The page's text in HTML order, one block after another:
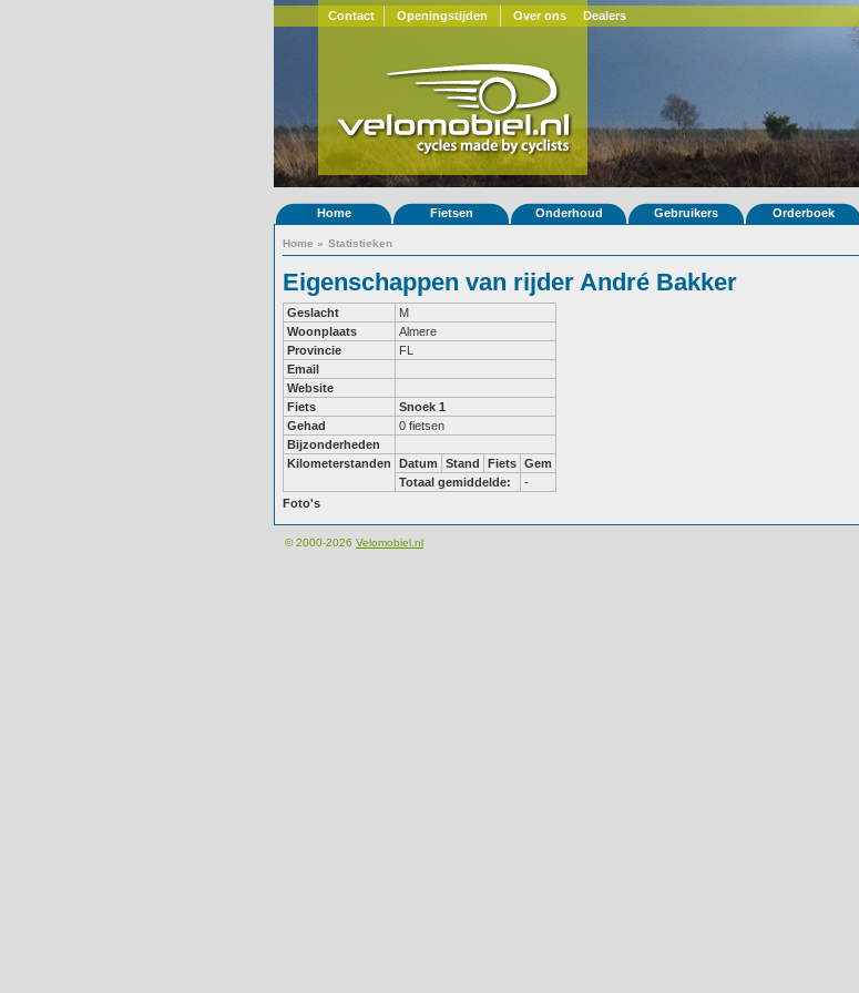
Contact Openingstijden Over ons Dealers
Home Fietsen Onderhoud Gebruikers Orderboek
Home » Statistieken
Eigenschappen van rijder André Bakker
Geslacht
M
Woonplaats
Almere
Provincie
FL
Email
Website
Fiets
Snoek 1
Gehad
0 fietsen
Bijzonderheden
Kilometerstanden
Datum Stand Fiets Gem
Totaal gemiddelde:
-
Foto's
© 2000-2026 Velomobiel.nl